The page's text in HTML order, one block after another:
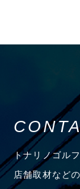
トナリノゴル
店舗取材など